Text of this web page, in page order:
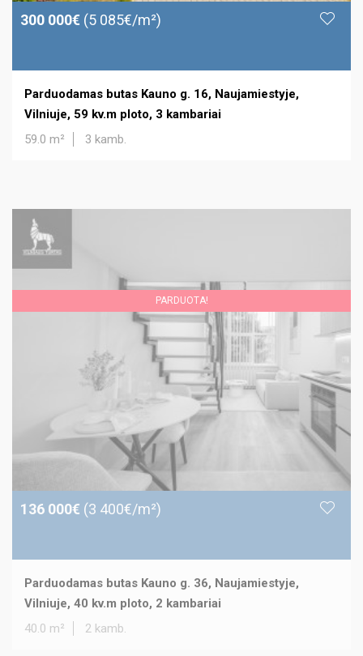
300 000€ (5 085€/m²)
Parduodamas butas Kauno g. 16, Naujamiestyje,
Vilniuje, 59 kv.m ploto, 3 kambariai
59.0 m²
3 kamb.
PARDUOTA!
136 000€ (3 400€/m²)
Parduodamas butas Kauno g. 36, Naujamiestyje,
Vilniuje, 40 kv.m ploto, 2 kambariai
40.0 m²
2 kamb.